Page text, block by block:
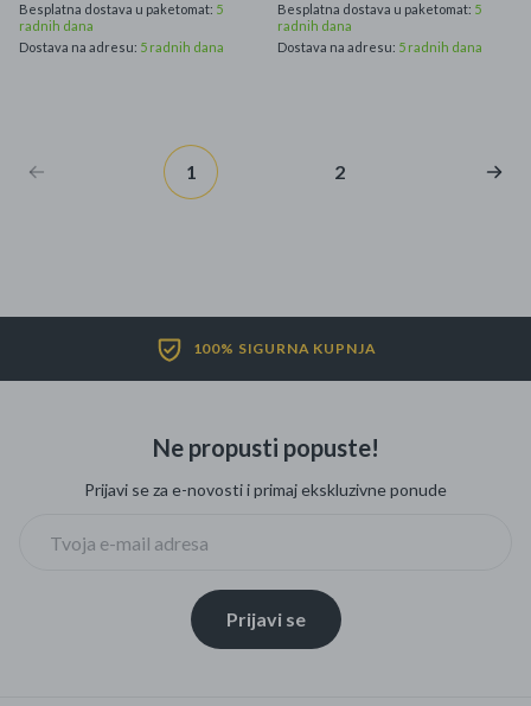
Besplatna dostava u paketomat: 5
radnih dana
Dostava na adresu: 5 radnih dana
Besplatna dostava u paketomat: 5
radnih dana
Dostava na adresu: 5 radnih dana
1 2
100% SIGURNA KUPNJA
Ne propusti popuste!
Prijavi se za e-novosti i primaj ekskluzivne ponude
Prijavi se